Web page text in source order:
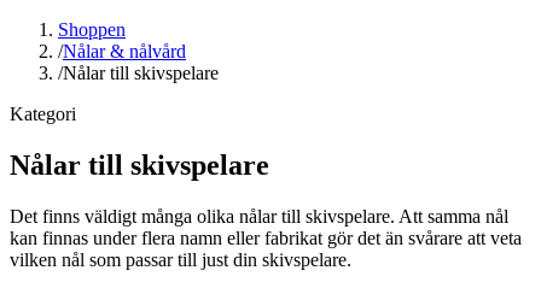
Shoppen
/Nålar & nålvård
/Nålar till skivspelare
Kategori
Nålar till skivspelare
Det finns väldigt många olika nålar till skivspelare. Att samma nål
kan finnas under flera namn eller fabrikat gör det än svårare att veta
vilken nål som passar till just din skivspelare.